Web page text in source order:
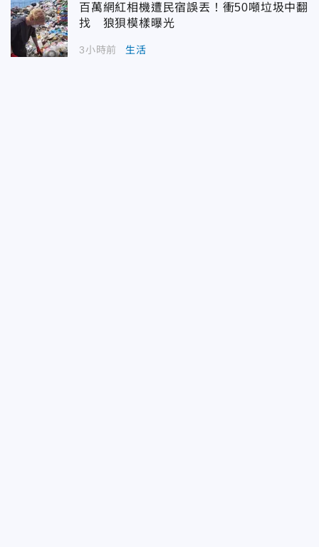
百萬網紅相機遭民宿誤丟！衝50噸垃圾中翻
找 狼狽模樣曝光
3小時前 生活